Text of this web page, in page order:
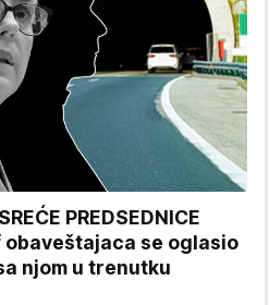
PREDSEDNICE
obaveštajaca se oglasio
njom u trenutku